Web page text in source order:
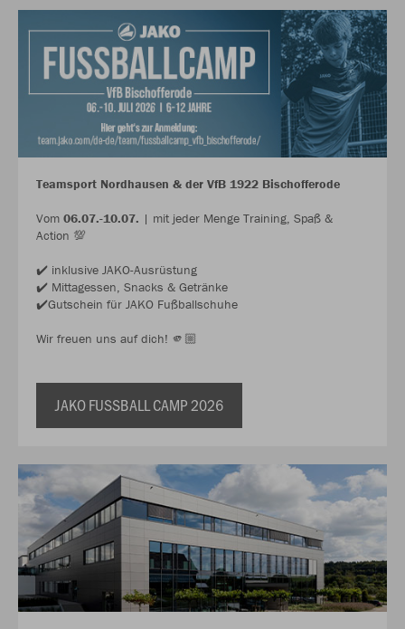
Teamsport Nordhausen & der VfB 1922 Bischofferode
Vom 06.07.-10.07. | mit jeder Menge Training, Spaß &
Action 💯
✔️ inklusive JAKO-Ausrüstung
✔️ Mittagessen, Snacks & Getränke
✔️Gutschein für JAKO Fußballschuhe
Wir freuen uns auf dich! 🫵🏼
JAKO FUSSBALL CAMP 2026